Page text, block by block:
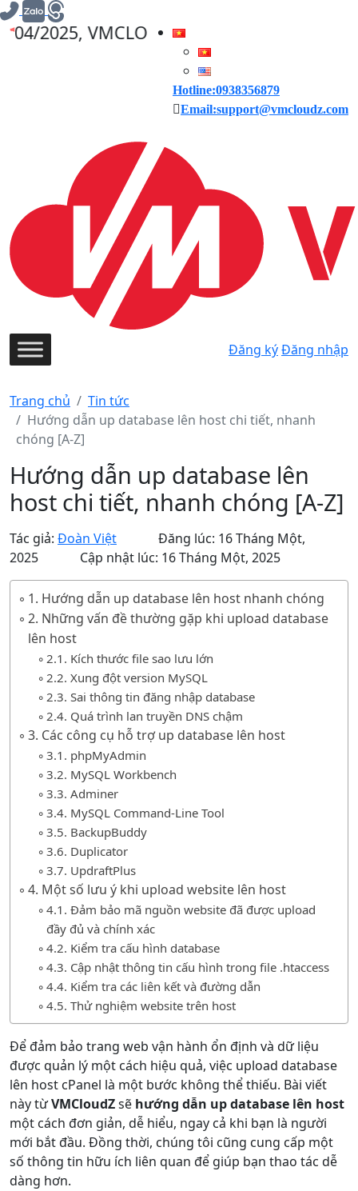
GIẢM GIÁ 30% CHO CÁC
Hotline:0938356879
Email:support@vmcloudz.com
Đăng kýĐăng nhập
Trang chủ
Tin tức
Hướng dẫn up database lên host chi tiết, nhanh
chóng [A-Z]
Hướng dẫn up database lên
host chi tiết, nhanh chóng [A-Z]
Tác giả: Đoàn Việt
Đăng lúc: 16 Tháng Một,
2025
Cập nhật lúc: 16 Tháng Một, 2025
1. Hướng dẫn up database lên host nhanh chóng
2. Những vấn đề thường gặp khi upload database
lên host
2.1. Kích thước file sao lưu lớn
2.2. Xung đột version MySQL
2.3. Sai thông tin đăng nhập database
2.4. Quá trình lan truyền DNS chậm
3. Các công cụ hỗ trợ up database lên host
3.1. phpMyAdmin
3.2. MySQL Workbench
3.3. Adminer
3.4. MySQL Command-Line Tool
3.5. BackupBuddy
3.6. Duplicator
3.7. UpdraftPlus
4. Một số lưu ý khi upload website lên host
4.1. Đảm bảo mã nguồn website đã được upload
đầy đủ và chính xác
4.2. Kiểm tra cấu hình database
4.3. Cập nhật thông tin cấu hình trong file .htaccess
4.4. Kiểm tra các liên kết và đường dẫn
4.5. Thử nghiệm website trên host
Để đảm bảo trang web vận hành ổn định và dữ liệu
được quản lý một cách hiệu quả, việc upload database
lên host cPanel là một bước không thể thiếu. Bài viết
này từVMCloudZsẽ hướng dẫn up database lên host
một cách đơn giản, dễ hiểu, ngay cả khi bạn là người
mới bắt đầu. Đồng thời, chúng tôi cũng cung cấp một
số thông tin hữu ích liên quan để giúp bạn thao tác dễ
dàng hơn.